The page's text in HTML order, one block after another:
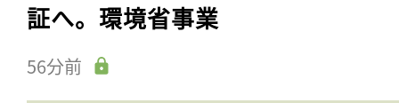
証へ。環境省事業
56分前